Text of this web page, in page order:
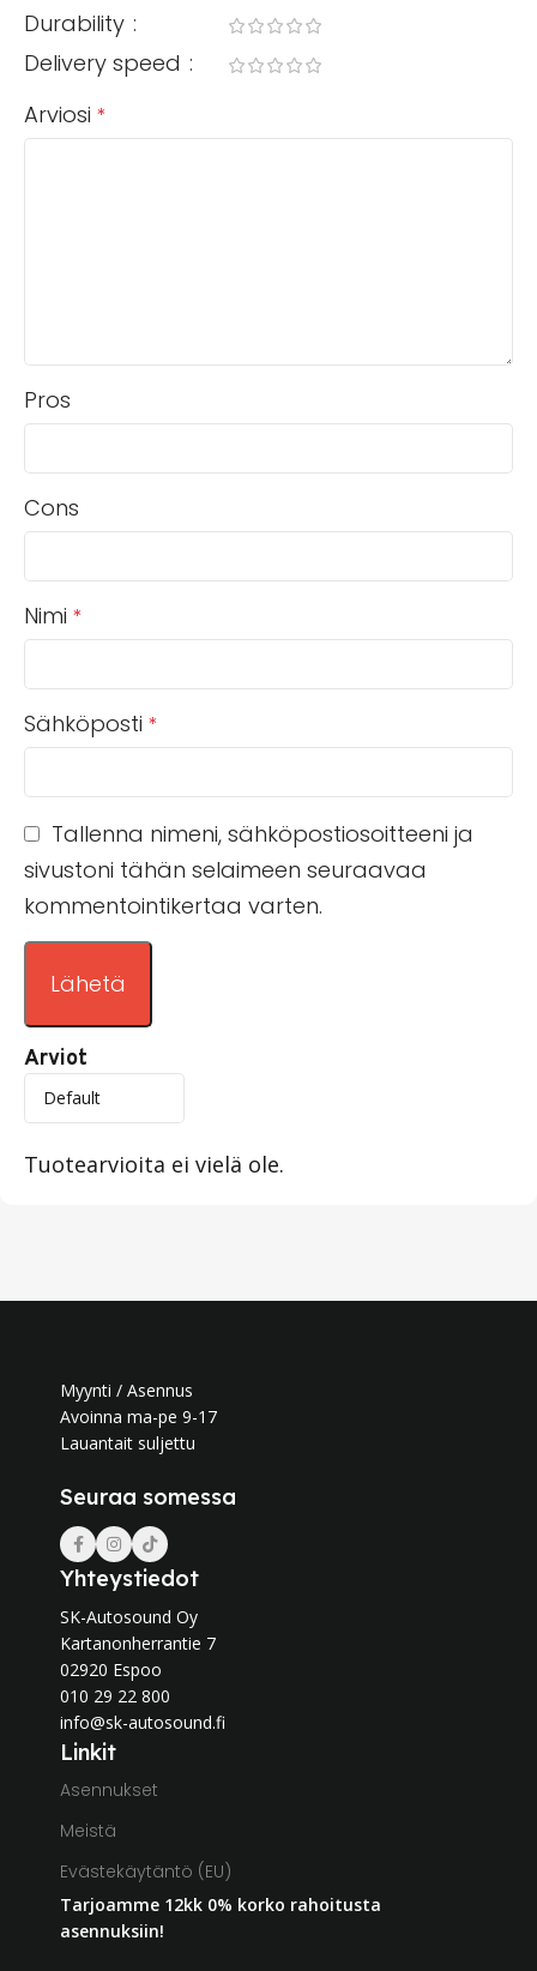
Arviot
Tuotearvioita ei vielä ole.
Durability
Delivery speed
Arviosi *
Pros
Cons
Nimi *
Sähköposti *
Tallenna nimeni, sähköpostiosoitteeni ja
sivustoni tähän selaimeen seuraavaa
kommentointikertaa varten.
Myynti / Asennus
Avoinna ma-pe 9-17
Lauantait suljettu
Seuraa somessa
Yhteystiedot
SK-Autosound Oy
Kartanonherrantie 7
02920 Espoo
010 29 22 800
info@sk-autosound.fi
Linkit
Asennukset
Meistä
Evästekäytäntö (EU)
Tarjoamme 12kk 0% korko rahoitusta
asennuksiin!